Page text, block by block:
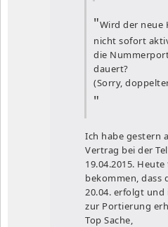
Wird der neue
nicht sofort
die
dauert?
(Sorry,
Ich habe gestern
Vertrag bei der
19.04.2015.
bekommen, dass
20.04. erfolgt und
zur Portierung
Top Sache,